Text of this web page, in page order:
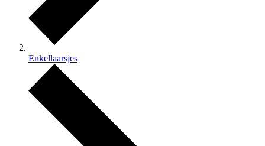
Enkellaarsjes